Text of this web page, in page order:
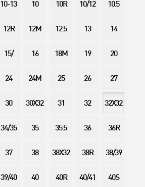
10-13 10 10R 10/12 10.5
12R 12M 12.5 13 14
15/ 16 18M 19 20
24 24M 25 26 27
30 30X32 31 32 32X32
34/35 35 35.5 36 36R
37 38 38X32 38R 38/39
39/40 40 40R 40/41 40S